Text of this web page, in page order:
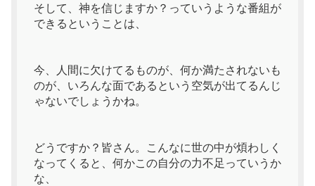
そして、神を信じますか？っていうような番組が
できるということは、
今、人間に欠けてるものが、何か満たされないも
のが、いろんな面であるという空気が出てるんじ
ゃないでしょうかね。
どうですか？皆さん。こんなに世の中が煩わしく
なってくると、何かこの自分の力不足っていうか
な、